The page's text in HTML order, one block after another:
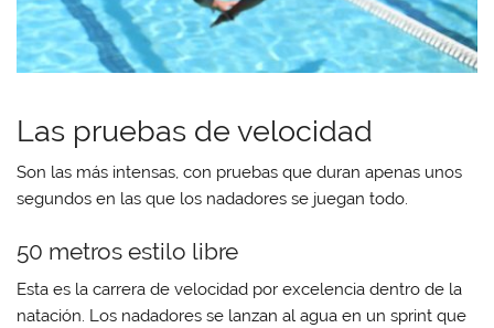
Las pruebas de velocidad
Son las más intensas, con pruebas que duran apenas unos
segundos en las que los nadadores se juegan todo.
50 metros estilo libre
Esta es la carrera de velocidad por excelencia dentro de la
natación. Los nadadores se lanzan al agua en un sprint que